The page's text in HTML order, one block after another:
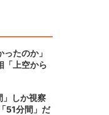
たのか」
「上空から
」しか視察
51分間」だ